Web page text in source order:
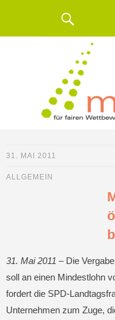
31. MAI 2011
ALLGEMEIN
31. Mai 2011 –Die
soll an einen Mindestlohn
fordert die SPD-
Unternehmen zum Zuge,